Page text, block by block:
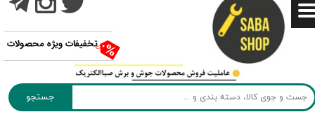
جستجو
خروج از حساب کاربری
تخفیفات ویژه محصولات